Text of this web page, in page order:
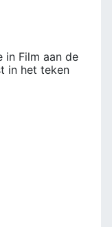
in Film aan de
in het teken